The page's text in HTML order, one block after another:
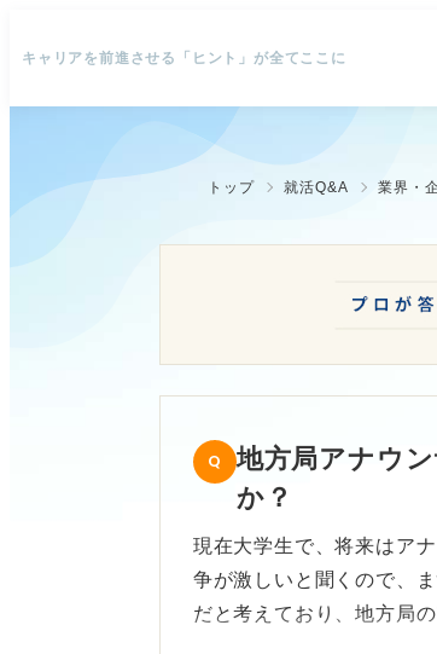
キャリアを前進させる「ヒント」が全てここに
トップ 就活Q&A 業界・
地方局アナウ
か？
現在大学生で、将来はア
争が激しいと聞くので、
だと考えており、地方局